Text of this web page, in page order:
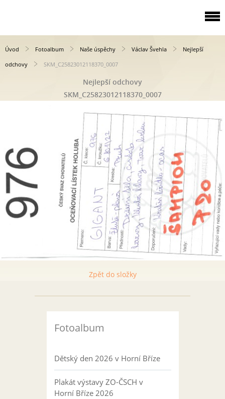
Úvod Fotoalbum Naše úspěchy Václav Švehla
Nejlepší
odchovy
SKM_C25823012118370_0007
Nejlepší odchovy
SKM_C25823012118370_0007
Zpět do složky
Fotoalbum
Dětský den 2026 v Horní Bříze
Plakát výstavy ZO-ČSCH v
Horní Bříze 2026